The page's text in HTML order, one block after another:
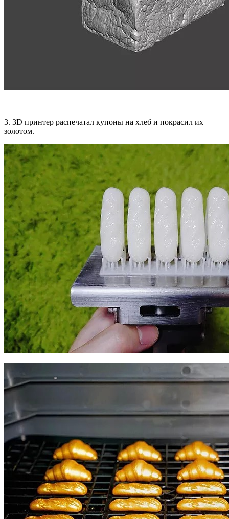
3. 3D принтер распечатал купоны на хлеб и покрасил их
золотом.